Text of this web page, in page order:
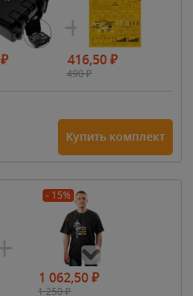
₽ 416,50₽
490₽
Купить комплект
- 15%
1 062,50₽
1 250₽